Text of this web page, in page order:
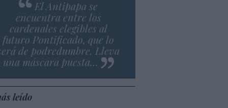
El Antipapa se
encuentra entre los
cardenales elegibles al
futuro Pontificado, que lo
de podredumbre. Lleva
una máscara puesta…
leído